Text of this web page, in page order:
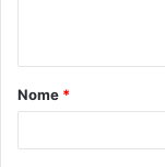
á
r
Nome *